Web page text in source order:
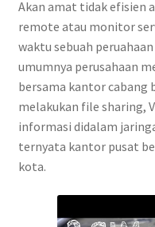
Akan amat tidak efisien
remote atau monitor
waktu sebuah
umumnya perusahaan
bersama kantor cabang
melakukan file sharing,
informasi didalam
ternyata kantor pusat
kota.